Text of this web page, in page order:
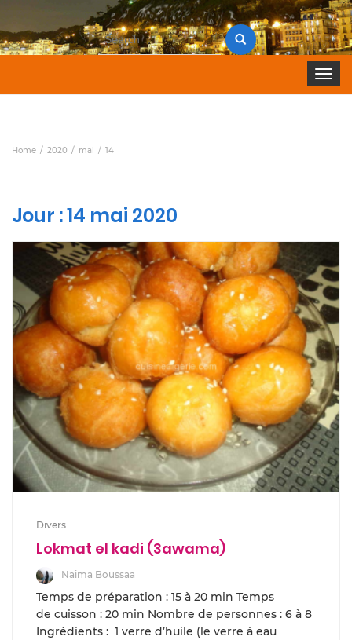
Search
for:
Toggle
Home 2020 mai 14
Jour :14 mai 2020
Divers
Lokmat el kadi (3awama)
Naima Boussaa
Temps de préparation : 15 à 20 min Temps
de cuisson : 20 min Nombre de personnes : 6 à 8
Ingrédients : 1 verre d’huile (le verre à eau